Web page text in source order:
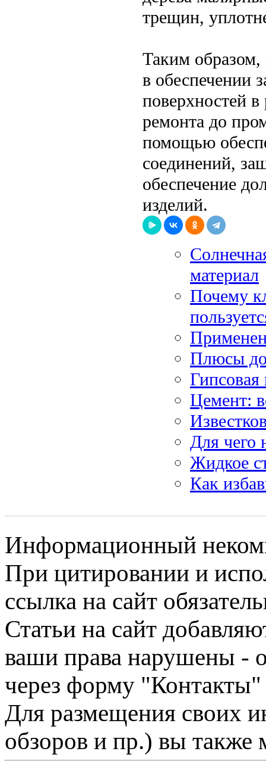
трещин,
Таким
в обеспечении
поверхностей в
ремонта до
помощью
соединений,
обеспечение
изделий.
материал
Почему
Плюсы
Гипсовая
Цемент:
Для чего
Жидкое
Как
Информационный
При цитировании и
ссылка на сайт
Статьи на сайт
ваши права нарушены -
через форму "Контакты"
Для размещения своих
обзоров и пр.) вы также